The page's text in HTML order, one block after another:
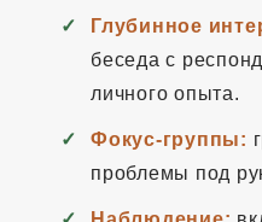
Глубинное
беседа с
личного опыта.
Фокус-группы:
проблемы под